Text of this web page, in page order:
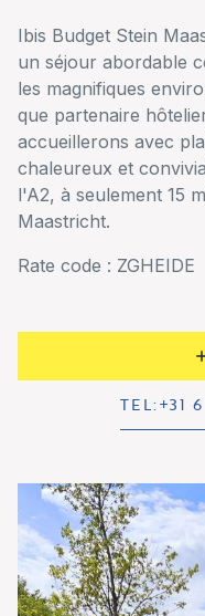
Ibis Budget Stein
un séjour abordable
les magnifiques
que partenaire
accueillerons avec
chaleureux et
l'A2, à seulement 15
Maastricht.
Rate code : ZGHEIDE
TEL:+31